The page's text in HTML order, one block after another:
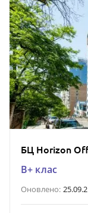
БЦ Horizon
B+ клас
Оновлено: